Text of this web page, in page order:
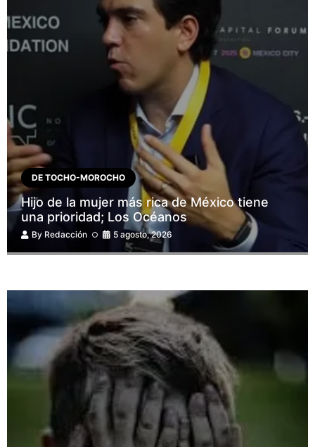
DE TOCHO-MOROCHO
Hijo de la mujer más rica de México tiene
una prioridad; Los Océanos
By Redacción 5 agosto, 2026